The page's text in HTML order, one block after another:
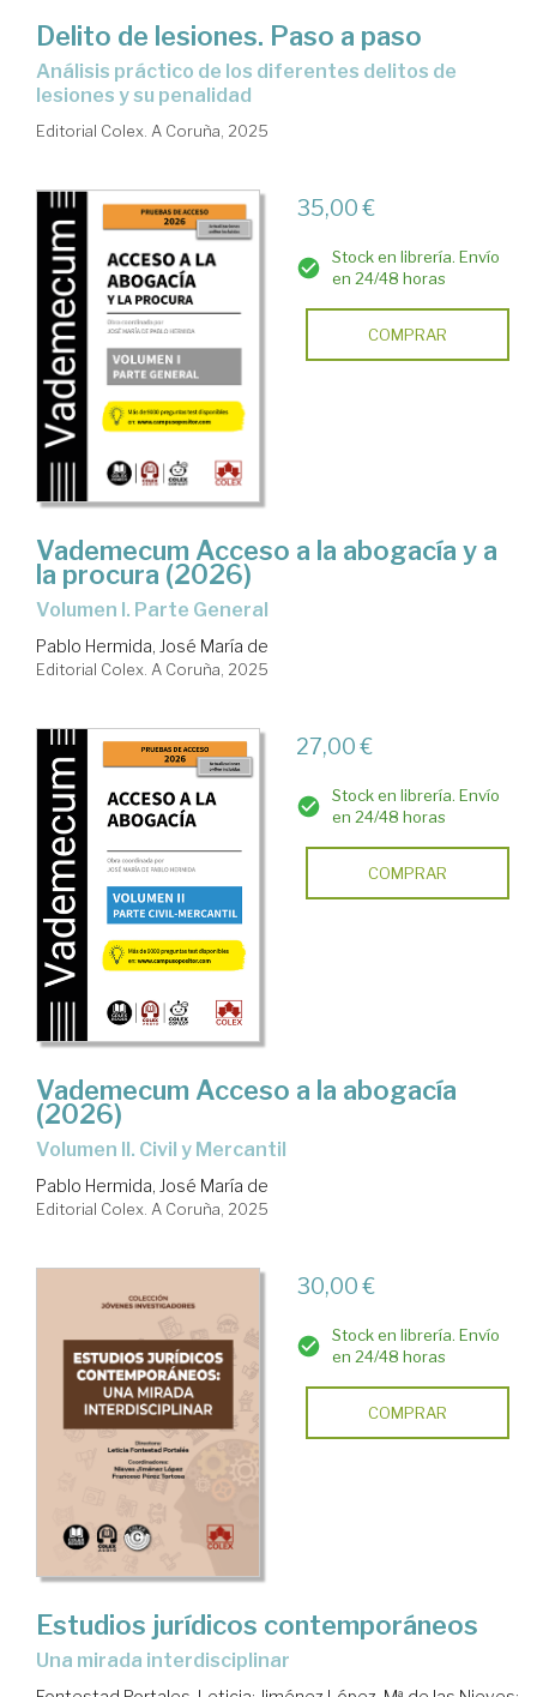
Delito de lesiones. Paso a paso
Análisis práctico de los diferentes delitos de
lesiones y su penalidad
Editorial Colex. A Coruña, 2025
35,00 €
Stock en librería. Envío
en 24/48 horas
COMPRAR
Vademecum Acceso a la abogacía y a
la procura (2026)
Volumen I. Parte General
Pablo Hermida, José María de
Editorial Colex. A Coruña, 2025
27,00 €
Stock en librería. Envío
en 24/48 horas
COMPRAR
Vademecum Acceso a la abogacía
(2026)
Volumen II. Civil y Mercantil
Pablo Hermida, José María de
Editorial Colex. A Coruña, 2025
30,00 €
Stock en librería. Envío
en 24/48 horas
COMPRAR
Estudios jurídicos contemporáneos
una mirada interdisciplinar